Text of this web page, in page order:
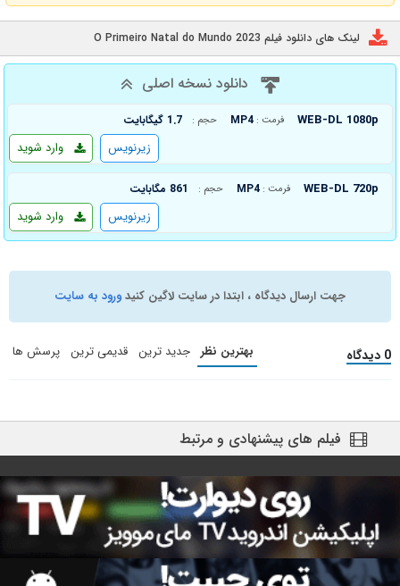
لینک های دانلود فیلم O Primeiro Natal do Mundo 2023
دانلود نسخه اصلی
WEB-DL 1080p فرمت : MP4 حجم : 1.7 گیگابایت
وارد شوید زیرنویس
WEB-DL 720p فرمت : MP4 حجم : 861 مگابایت
وارد شوید زیرنویس
جهت ارسال دیدگاه ، ابتدا در سایت لاگین کنیدورود به سایت
0 دیدگاه بهترین نظر جدید ترین قدیمی ترین پرسش ها
فیلم های پیشنهادی و مرتبط